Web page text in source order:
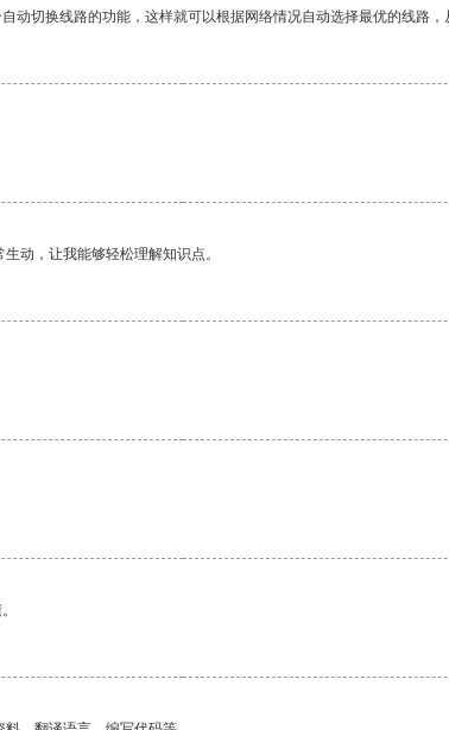
切换线路的功能，这样就可以根据网络情况自动选择最优的线路，
动，让我能够轻松理解知识点。